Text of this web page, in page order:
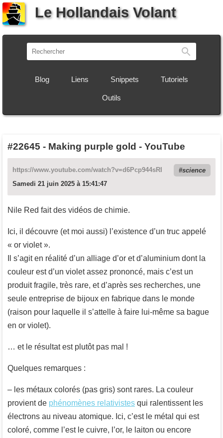
Le Hollandais Volant
Blog Liens Snippets Tutoriels
Outils
#22645 - Making purple gold - YouTube
https://www.youtube.com/watch?v=d6Pcp944sRI
science
Samedi 21 juin 2025 à 15:41:47
Nile Red fait des vidéos de chimie.
Ici, il découvre (et moi aussi) l’existence d’un truc appelé
« or violet ».
Il s’agit en réalité d’un alliage d’or et d’aluminium dont la
couleur est d’un violet assez prononcé, mais c’est un
produit fragile, très rare, et d’après ses recherches, une
seule entreprise de bijoux en fabrique dans le monde
(raison pour laquelle il s’attelle à faire lui-même sa bague
en or violet).
… et le résultat est plutôt pas mal !
Quelques remarques :
– les métaux colorés (pas gris) sont rares. La couleur
provient de phénomènes relativistes qui ralentissent les
électrons au niveau atomique. Ici, c’est le métal qui est
coloré, comme l’est le cuivre, l’or, le laiton ou encore